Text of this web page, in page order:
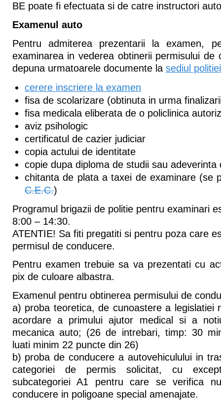
BE poate fi efectuata si de catre instructori
Examenul auto
Pentru admiterea prezentarii la examen,
examinarea in vederea obtinerii permisului de
depuna urmatoarele documente la sediul
cerere inscriere la examen
fisa de scolarizare (obtinuta in urma
fisa medicala eliberata de o policlinica
aviz psihologic
certificatul de cazier judiciar
copia actului de identitate
copie dupa diploma de studii sau adeverinta
chitanta de plata a taxei de examinare (se
C.E.C.)
Programul brigazii de politie pentru examinari
8:00 – 14:30.
ATENTIE! Sa fiti pregatiti si pentru poza care
permisul de conducere.
Pentru examen trebuie sa va prezentati cu
pix de culoare albastra.
Examenul pentru obtinerea permisului de
a) proba teoretica, de cunoastere a legislatiei
acordare a primului ajutor medical si a
mecanica auto; (26 de intrebari, timp: 30
luati minim 22 puncte din 26)
b) proba de conducere a autovehiculului in
categoriei de permis solicitat, cu
subcategoriei A1 pentru care se verifica
conducere in poligoane special amenajate.